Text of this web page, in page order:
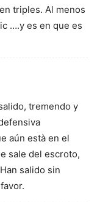
triples. Al menos
….y es en que es
tremendo y
aún està en el
sale del escroto,
salido sin